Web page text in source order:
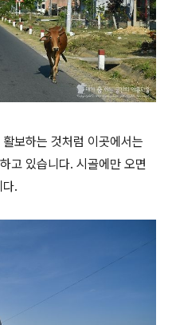
보하는 것처럼 이곳에서는
고 있습니다. 시골에만 오면
.